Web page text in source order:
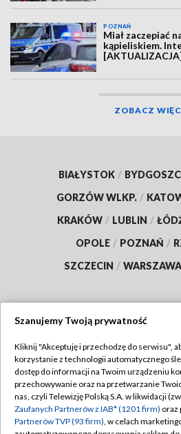
POZNAŃ
Miał zaczepiać
kąpieliskiem.
[AKTUALIZACJA]
ZOBACZ
BIAŁYSTOK /
GORZÓW WLKP. /
KRAKÓW / LUBLIN /
OPOLE / POZNAŃ /
SZCZECIN / WARSZAWA
TVP
Abonament TVP
Emisja w TVP
Centrum informacji TVP
Regulamin
Polityka
Szanujemy Twoją prywatność
Kliknij "Akceptuję i przechodzę do serwisu",
korzystanie z technologii automatycznego
dostęp do informacji na Twoim urządzeniu
przechowywanie oraz na przetwarzanie
nas, czyli Telewizję Polską S.A. w likwidacji
Zaufanych Partnerów z IAB* (1201 firm) oraz
Partnerów TVP (93 firm), w celach